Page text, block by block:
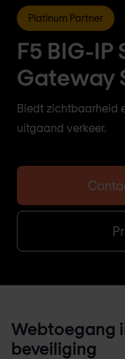
Platinum Partner
F5 BIG-IP
Gateway
Biedt zichtbaarheid
uitgaand verkeer.
Webtoegang
beveiliging